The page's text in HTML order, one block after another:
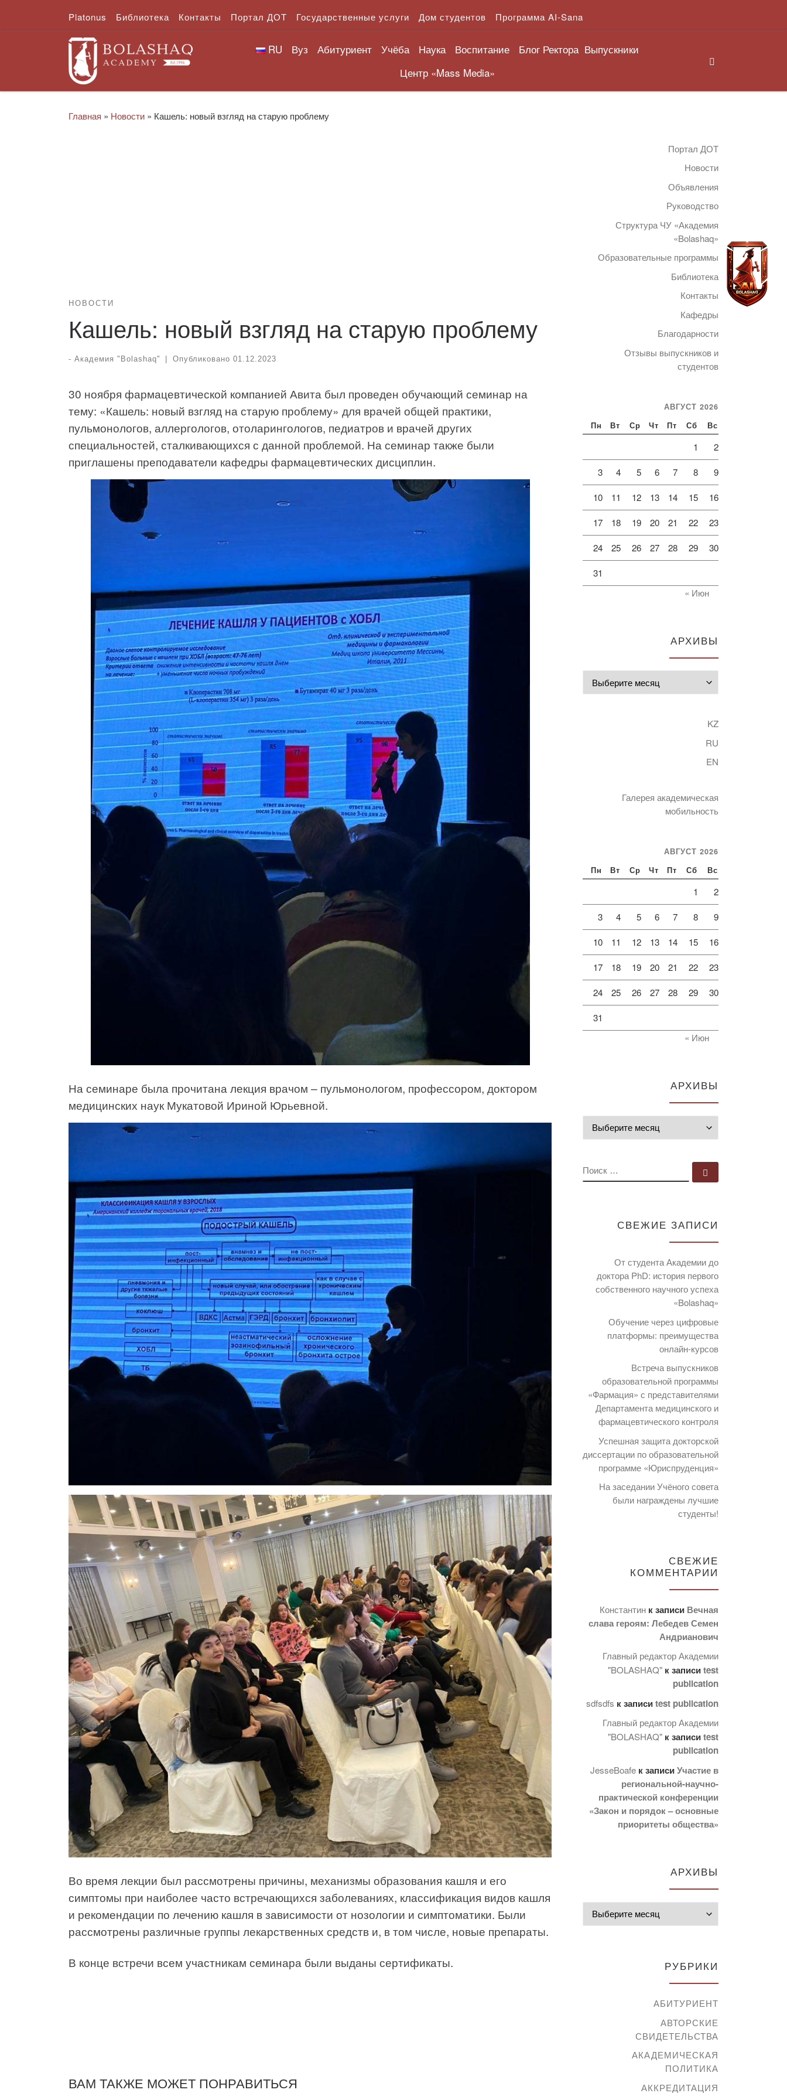
Перейти к содержимому
Platonus Библиотека Контакты Портал ДОТ Государственные услуги Дом студентов Программа AI-Sana
RU Вуз Абитуриент Учёба Наука Воспитание Блог Ректора Выпускники
Центр «Mass Media»
Главная » Новости » Кашель: новый взгляд на старую проблему
НОВОСТИ
Кашель: новый взгляд на старую проблему
- Академия "Bolashaq" Опубликовано 01.12.2023
30 ноября фармацевтической компанией Авита был проведен обучающий семинар на
тему: «Кашель: новый взгляд на старую проблему» для врачей общей практики,
пульмонологов, аллергологов, отоларингологов, педиатров и врачей других
специальностей, сталкивающихся с данной проблемой. На семинар также были
приглашены преподаватели кафедры фармацевтических дисциплин.
На семинаре была прочитана лекция врачом – пульмонологом, профессором, доктором
медицинских наук Мукатовой Ириной Юрьевной.
Во время лекции был рассмотрены причины, механизмы образования кашля и его
симптомы при наиболее часто встречающихся заболеваниях, классификация видов кашля
и рекомендации по лечению кашля в зависимости от нозологии и симптоматики. Были
рассмотрены различные группы лекарственных средств и, в том числе, новые препараты.
В конце встречи всем участникам семинара были выданы сертификаты.
ВАМ ТАКЖЕ МОЖЕТ ПОНРАВИТЬСЯ
Портал ДОТ
Новости
Объявления
Руководство
Структура ЧУ «Академия
«Bolashaq»
Образовательные программы
Библиотека
Контакты
Кафедры
Благодарности
Отзывы выпускников и
студентов
АВГУСТ 2026
Пн Вт Ср Чт Пт Сб Вс
1 2
3 4 5 6 7 8 9
10 11 12 13 14 15 16
17 18 19 20 21 22 23
24 25 26 27 28 29 30
31
« Июн
АРХИВЫ
KZ
RU
EN
Галерея академическая
мобильность
АВГУСТ 2026
Пн Вт Ср Чт Пт Сб Вс
1 2
3 4 5 6 7 8 9
10 11 12 13 14 15 16
17 18 19 20 21 22 23
24 25 26 27 28 29 30
31
« Июн
АРХИВЫ
ПОИСК
СВЕЖИЕ ЗАПИСИ
От студента Академии до
доктора PhD: история первого
собственного научного успеха
«Bolashaq»
Обучение через цифровые
платформы: преимущества
онлайн-курсов
Встреча выпускников
образовательной программы
«Фармация» с представителями
Департамента медицинского и
фармацевтического контроля
Успешная защита докторской
диссертации по образовательной
программе «Юриспруденция»
На заседании Учёного совета
были награждены лучшие
студенты!
СВЕЖИЕ
КОММЕНТАРИИ
Константин к записи Вечная
слава героям: Лебедев Семен
Андрианович
Главный редактор Академии
"BOLASHAQ" к записиtest
publication
sdfsdfs к записиtest publication
Главный редактор Академии
"BOLASHAQ" к записиtest
publication
JesseBoafe к записиУчастие в
региональной-научно-
практической конференции
«Закон и порядок – основные
приоритеты общества»
АРХИВЫ
РУБРИКИ
АБИТУРИЕНТ
АВТОРСКИЕ
СВИДЕТЕЛЬСТВА
АКАДЕМИЧЕСКАЯ
ПОЛИТИКА
АККРЕДИТАЦИЯ